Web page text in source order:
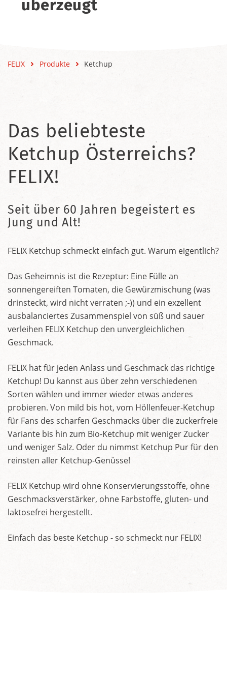
überzeugt
FELIX Produkte Ketchup
Das beliebteste
Ketchup Österreichs?
FELIX!
Seit über 60 Jahren begeistert es
Jung und Alt!
FELIX Ketchup schmeckt einfach gut. Warum eigentlich?
Das Geheimnis ist die Rezeptur: Eine Fülle an
sonnengereiften Tomaten, die Gewürzmischung (was
drinsteckt, wird nicht verraten ;-)) und ein exzellent
ausbalanciertes Zusammenspiel von süß und sauer
verleihen FELIX Ketchup den unvergleichlichen
Geschmack.
FELIX hat für jeden Anlass und Geschmack das richtige
Ketchup! Du kannst aus über zehn verschiedenen
Sorten wählen und immer wieder etwas anderes
probieren. Von mild bis hot, vom Höllenfeuer-Ketchup
für Fans des scharfen Geschmacks über die zuckerfreie
Variante bis hin zum Bio-Ketchup mit weniger Zucker
und weniger Salz. Oder du nimmst Ketchup Pur für den
reinsten aller Ketchup-Genüsse!
FELIX Ketchup wird ohne Konservierungsstoffe, ohne
Geschmacksverstärker, ohne Farbstoffe, gluten- und
laktosefrei hergestellt.
Einfach das beste Ketchup - so schmeckt nur FELIX!